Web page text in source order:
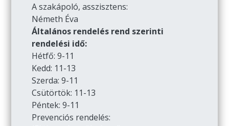
A szakápoló, asszisztens:
Németh Éva
Általános rendelés rend szerinti
rendelési idő:
Hétfő: 9-11
Kedd: 11-13
Szerda: 9-11
Csütörtök: 11-13
Péntek: 9-11
Prevenciós rendelés: